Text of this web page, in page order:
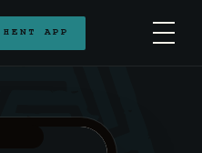
HENT APP